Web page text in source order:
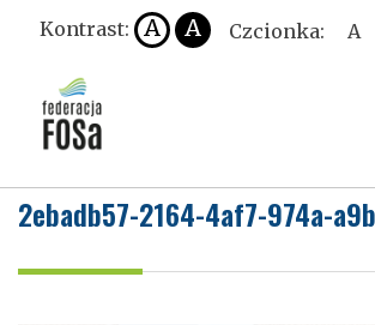
Kontrast: A A Czcionka: A
2ebadb57-2164-4af7-974a-